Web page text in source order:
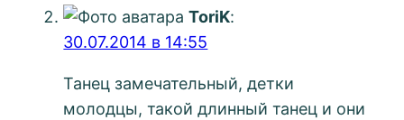
ToriK:
30.07.2014 в 14:55
Танец замечательный, детки
молодцы, такой длинный танец и они